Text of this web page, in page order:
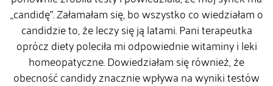
„candidę”. Załamałam się, bo wszystko co wiedziałam o
candidzie to, że leczy się ją latami. Pani terapeutka
oprócz diety poleciła mi odpowiednie witaminy i leki
homeopatyczne. Dowiedziałam się również, że
obecność candidy znacznie wpływa na wyniki testów